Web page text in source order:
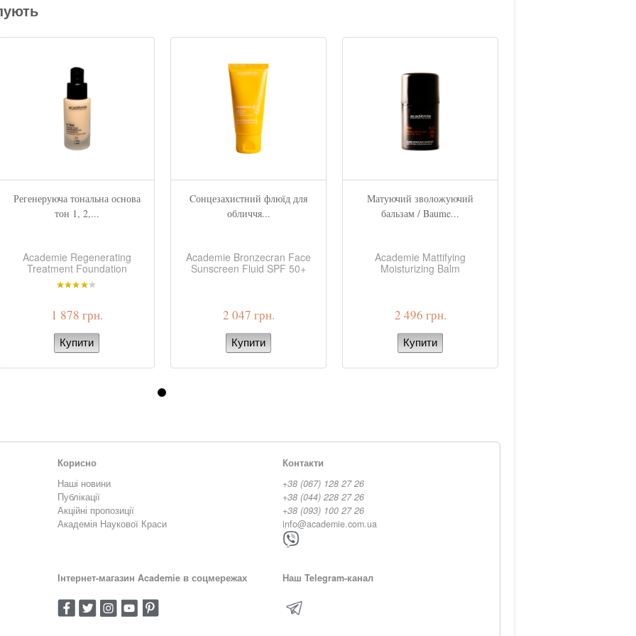
Регенеруюча тональна основа
тон 1, 2,...
Academie Regenerating
Treatment Foundation
1 878 грн.
Cонцезахистний флюїд для
обличчя...
Academie Bronzecran Face
Sunscreen Fluid SPF 50+
2 047 грн.
Матуючий зволожуючий
бальзам / Baume...
Academie Mattifying
Moisturizing Balm
2 496 грн.
Корисно
Наші новини
Публікації
Акційні пропозиції
Академія Наукової Краси
Контакти
+38 (067) 128 27 26
+38 (044) 228 27 26
+38 (093) 100 27 26
info@academie.com.ua
Інтернет-магазин Academie в соцмережах Наш Telegram-канал